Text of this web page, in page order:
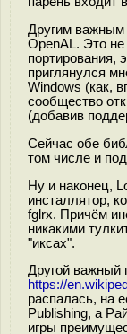
Другим важным
OpenAL. Это не
портирования,
приглянулся
Windows (как,
сообщество
(добавив
Сейчас обе
том числе и
Ну и наконец,
инсталлятор,
fglrx. Причём
никакими
"иксах".
Другой важный
https://
распалась, на
Publishing, а
игры